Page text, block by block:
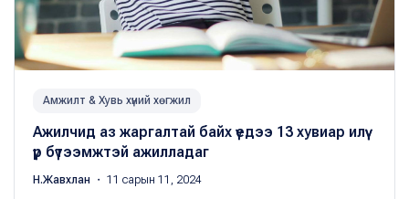
Амжилт & Хувь хүний хөгжил
Ажилчид аз жаргалтай байх үедээ 13 хувиар илүү
үр бүтээмжтэй ажилладаг
Н.Жавхлан ・ 11 сарын 11, 2024